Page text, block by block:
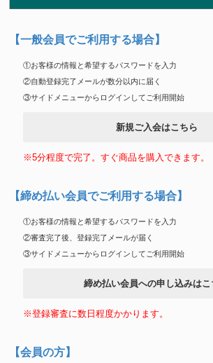
【一般会員でご利用する場合】
①お客様の情報と希望するパスワードを入力
②自動登録完了メールが数分以内に届く
③サイドメニューからログインしてご利用開始
新規ご入会はこちら
※5分程度で完了。すぐ商品を購入できます。
【締め払い会員でご利用する場合】
①お客様の情報と希望するパスワードを入力
②審査完了後、登録完了メールが届く
③サイドメニューからログインしてご利用開始
締め払い会員への申し込みはこ
※登録審査に数日程度かかります。
【会員の方】